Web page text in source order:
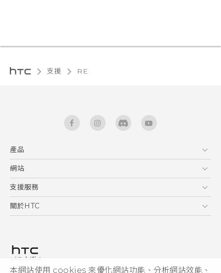
本網站使用 cookies 來優化網站功能、分析網站效能、
支援 RE‎
產品
5G
智能手機
區塊鍊手機
網站
HTC Dev
HTC Research
支援服務
服務中心
關於HTC
私隱政策
產品安全